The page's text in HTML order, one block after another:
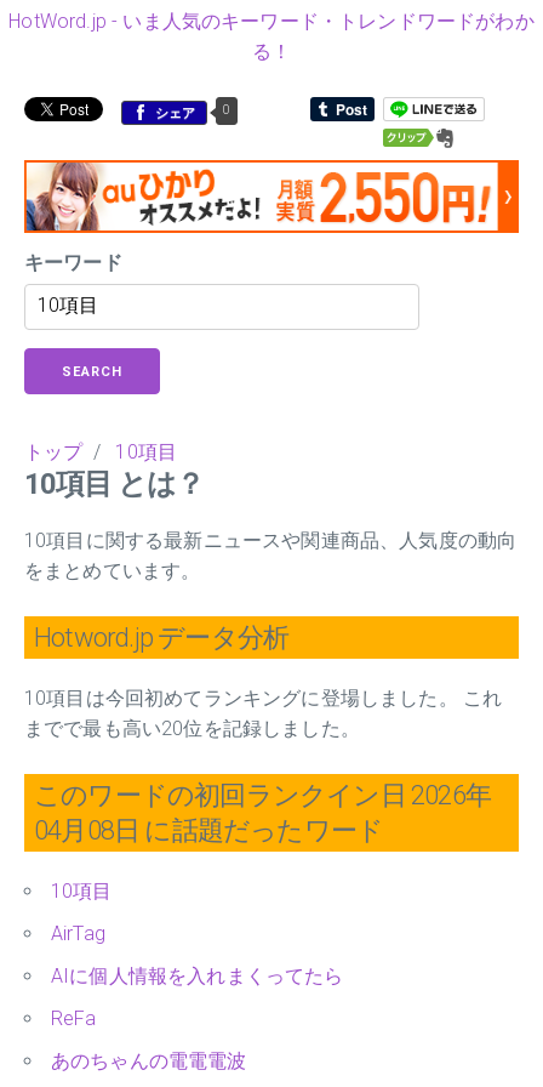
HotWord.jp - いま人気のキーワード・トレンドワードがわか
る！
シェア 0
キーワード
SEARCH
トップ/ 10項目
10項目 とは？
10項目に関する最新ニュースや関連商品、人気度の動向
をまとめています。
Hotword.jp データ分析
10項目は今回初めてランキングに登場しました。 これ
までで最も高い20位を記録しました。
このワードの初回ランクイン日 2026年
04月08日 に話題だったワード
10項目
AirTag
AIに個人情報を入れまくってたら
ReFa
あのちゃんの電電電波